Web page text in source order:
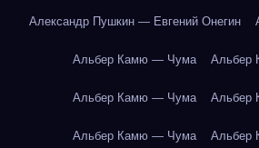
Александр Пушкин — Евгений Онегин
Альбер Камю — Чума Альбер
Альбер Камю — Чума Альбер
Альбер Камю — Чума Альбер